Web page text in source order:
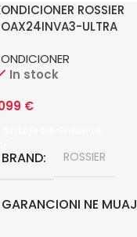
ROSSIER
ULTRA
In stock
€
BRAND ROSSIER
GARANCIONI NE MUAJ